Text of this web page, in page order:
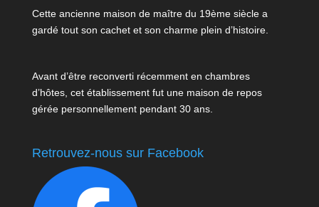
Cette ancienne maison de maître du 19ème siècle a
gardé tout son cachet et son charme plein d’histoire.
Avant d’être reconverti récemment en chambres
d’hôtes, cet établissement fut une maison de repos
gérée personnellement pendant 30 ans.
Retrouvez-nous sur Facebook